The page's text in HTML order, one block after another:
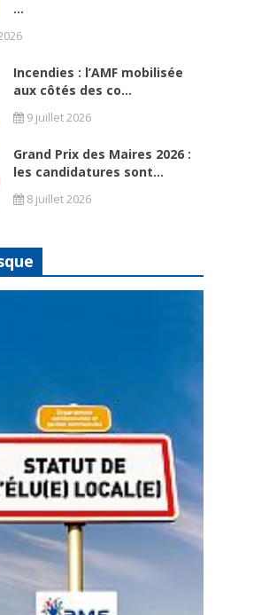
...
Incendies : l’AMF mobilisée
aux côtés des co...
9 juillet 2026
Grand Prix des Maires 2026 :
les candidatures sont...
8 juillet 2026